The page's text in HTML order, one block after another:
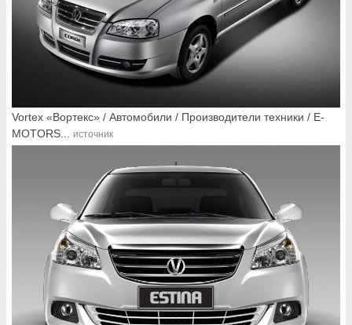
Vortex «Вортекс» / Автомобили / Производители техники / E-
MOTORS... источник